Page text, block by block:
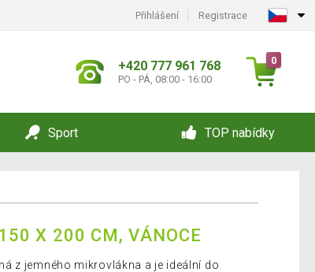
Přihlášení Registrace
+420 777 961 768
PO - PÁ, 08:00 - 16:00
0
Sport TOP nabídky
X 200 CM, VÁNOCE
z jemného mikrovlákna a je ideální do